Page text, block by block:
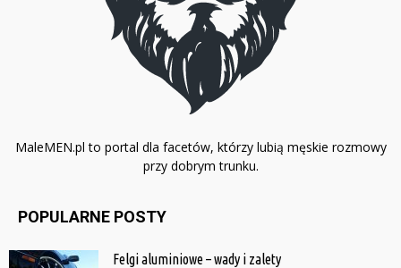
MaleMEN.pl to portal dla facetów, którzy lubią męskie rozmowy
przy dobrym trunku.
POPULARNE POSTY
Felgi aluminiowe – wady i zalety